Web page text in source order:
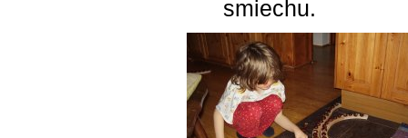
smiechu.